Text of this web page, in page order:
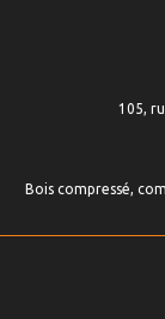
105,
Bois compressé,